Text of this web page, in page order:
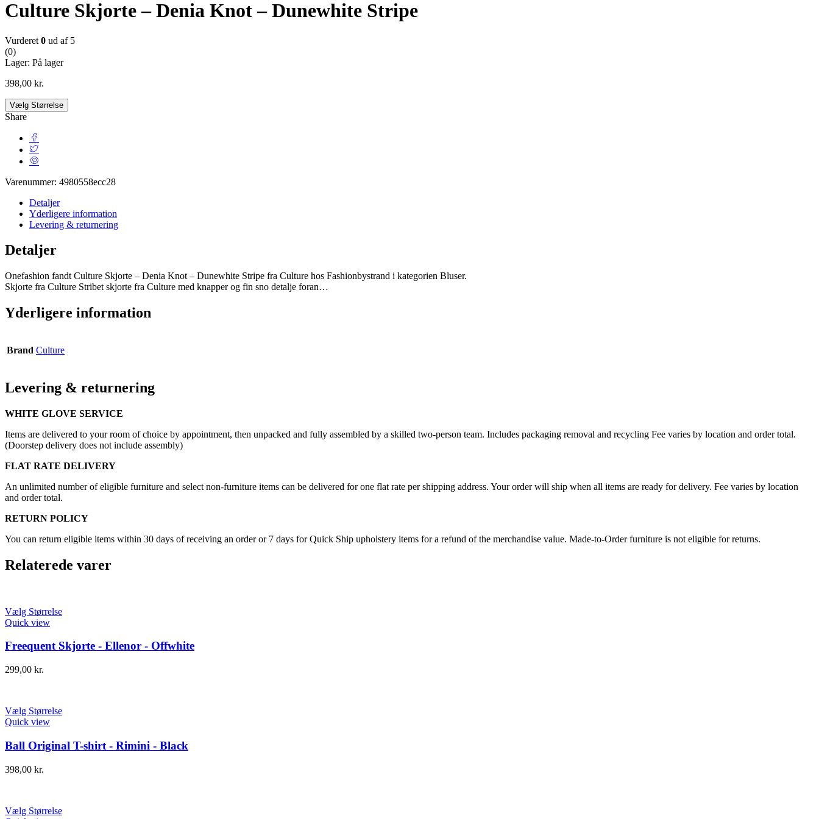
Culture Skjorte – Denia Knot – Dunewhite Stripe
Vurderet 0 ud af 5
(0)
Lager: På lager
398,00 kr.
Vælg Størrelse
Share
Varenummer: 4980558ecc28
Detaljer
Yderligere information
Levering & returnering
Detaljer
Onefashion fandt Culture Skjorte – Denia Knot – Dunewhite Stripe fra Culture hos Fashionbystrand i kategorien Bluser.
Skjorte fra Culture Stribet skjorte fra Culture med knapper og fin sno detalje foran…
Yderligere information
Brand Culture
Levering & returnering
WHITE GLOVE SERVICE
Items are delivered to your room of choice by appointment, then unpacked and fully assembled by a skilled two-person team. Includes packaging removal and recycling Fee varies by location and order total.
(Doorstep delivery does not include assembly)
FLAT RATE DELIVERY
An unlimited number of eligible furniture and select non-furniture items can be delivered for one flat rate per shipping address. Your order will ship when all items are ready for delivery. Fee varies by location
and order total.
RETURN POLICY
You can return eligible items within 30 days of receiving an order or 7 days for Quick Ship upholstery items for a refund of the merchandise value. Made-to-Order furniture is not eligible for returns.
Relaterede varer
Vælg Størrelse
Quick view
Freequent Skjorte - Ellenor - Offwhite
299,00 kr.
Vælg Størrelse
Quick view
Ball Original T-shirt - Rimini - Black
398,00 kr.
Vælg Størrelse